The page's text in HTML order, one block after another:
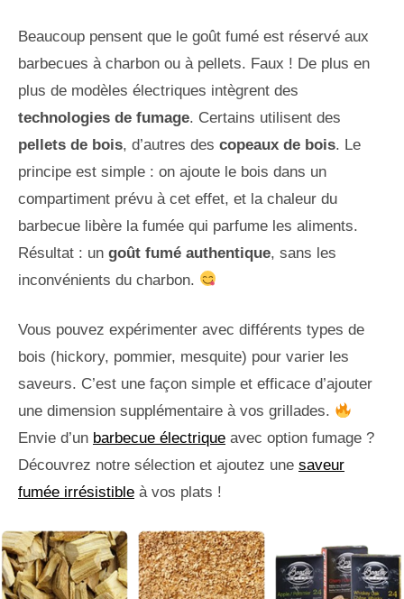
Beaucoup pensent que le goût fumé est réservé aux
barbecues à charbon ou à pellets. Faux ! De plus en
plus de modèles électriques intègrent des
technologies de fumage. Certains utilisent des
pellets de bois, d’autres des copeaux de bois. Le
principe est simple : on ajoute le bois dans un
compartiment prévu à cet effet, et la chaleur du
barbecue libère la fumée qui parfume les aliments.
Résultat : un goût fumé authentique, sans les
inconvénients du charbon.
Vous pouvez expérimenter avec différents types de
bois (hickory, pommier, mesquite) pour varier les
saveurs. C’est une façon simple et efficace d’ajouter
une dimension supplémentaire à vos grillades.
Envie d’un barbecue électrique avec option fumage ?
Découvrez notre sélection et ajoutez une saveur
fumée irrésistible à vos plats !